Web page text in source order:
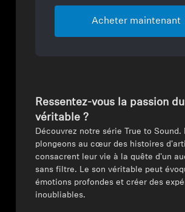
Acheter maintenant
Ressentez-vous la passion
véritable ?
Découvrez notre série True to Sound.
plongeons au cœur des histoires
consacrent leur vie à la quête d'un
sans filtre. Le son véritable peut
émotions profondes et créer des
inoubliables.